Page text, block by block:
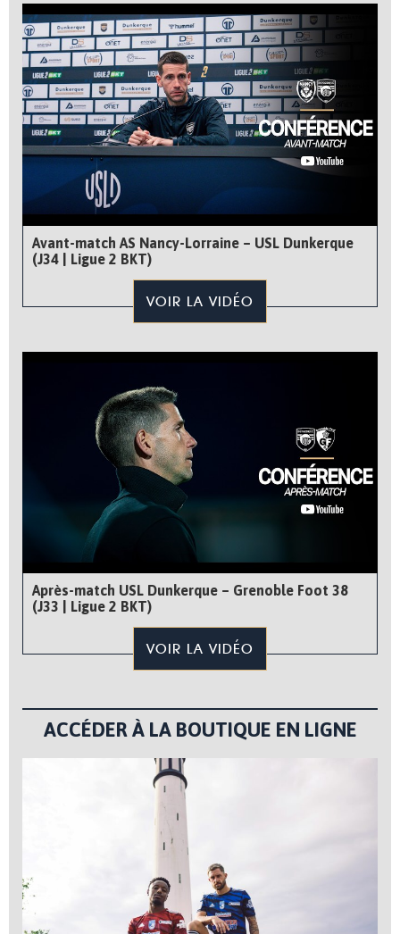
Avant-match AS Nancy-Lorraine – USL Dunkerque
(J34 | Ligue 2 BKT)
VOIR LA VIDÉO
Après-match USL Dunkerque – Grenoble Foot 38
(J33 | Ligue 2 BKT)
VOIR LA VIDÉO
ACCÉDER À LA BOUTIQUE EN LIGNE